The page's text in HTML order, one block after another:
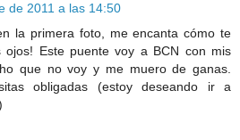
de 2011 a las 14:50
la primera foto, me encanta cómo te
ojos! Este puente voy a BCN con mis
que no voy y me muero de ganas.
obligadas (estoy deseando ir a